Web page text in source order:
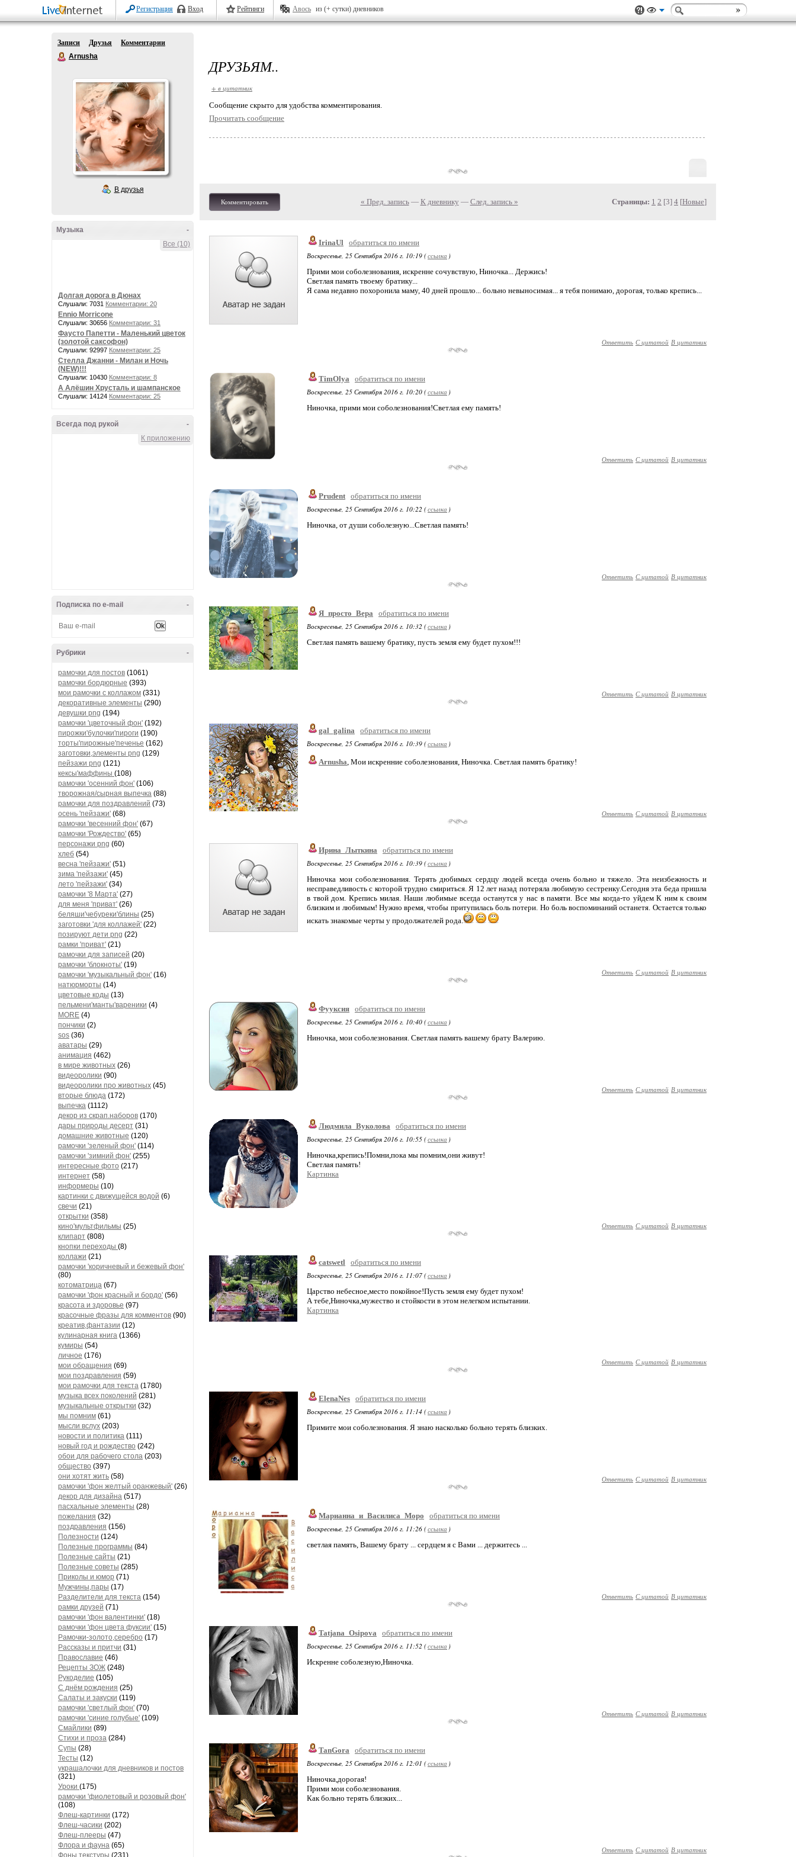
Регистрация Вход Рейтинги Авось из (+ сутки) дневников
Записи Друзья
Комментарии
Arnusha
В друзья
-
Музыка
Все (10)
Долгая дорога в Дюнах
Слушали: 7031 Комментарии: 20
Ennio Morricone
Слушали: 30656 Комментарии: 31
Фаусто Папетти - Маленький цветок
(золотой саксофон)
Слушали: 92997 Комментарии: 25
Стелла Джанни - Милан и Ночь
(NEW)!!!
Слушали: 10430 Комментарии: 8
А Алёшин Хрусталь и шампанское
Слушали: 14124 Комментарии: 25
-
Всегда под рукой
К приложению
-
Подписка по e-mail
-
Рубрики
рамочки для постов (1061)
рамочки бордюрные (393)
мои рамочки с коллажом (331)
декоративные элементы (290)
девушки png (194)
рамочки 'цветочный фон' (192)
пирожки'булочки'пироги (190)
торты'пирожные'печенье (162)
заготовки,элементы png (129)
пейзажи png (121)
кексы'маффины (108)
рамочки 'осенний фон' (106)
творожная/сырная выпечка (88)
рамочки для поздравлений (73)
осень 'пейзажи' (68)
рамочки 'весенний фон' (67)
рамочки 'Рождество' (65)
персонажи png (60)
хлеб (54)
весна 'пейзажи' (51)
зима 'пейзажи' (45)
лето 'пейзажи' (34)
рамочки '8 Марта' (27)
для меня 'приват' (26)
беляши'чебуреки'блины (25)
заготовки 'для коллажей' (22)
позируют дети png (22)
рамки 'приват' (21)
рамочки для записей (20)
рамочки 'блокноты' (19)
рамочки 'музыкальный фон' (16)
натюрморты (14)
цветовые коды (13)
пельмени'манты'вареники (4)
MORE (4)
пончики (2)
sos (36)
аватары (29)
анимация (462)
в мире животных (26)
видеоролики (90)
видеоролики про животных (45)
вторые блюда (172)
выпечка (1112)
декор из скрап.наборов (170)
дары природы десерт (31)
домашние животные (120)
рамочки 'зеленый фон' (114)
рамочки 'зимний фон' (255)
интересные фото (217)
интернет (58)
информеры (10)
картинки с движущейся водой (6)
свечи (21)
открытки (358)
кино'мультфильмы (25)
клипарт (808)
кнопки переходы (8)
коллажи (21)
рамочки 'коричневый и бежевый фон'
(80)
котоматрица (67)
рамочки 'фон красный и бордо' (56)
красота и здоровье (97)
красочные фразы для комментов (90)
креатив,фантазии (12)
кулинарная книга (1366)
кумиры (54)
личное (176)
мои обращения (69)
мои поздравления (59)
мои рамочки для текста (1780)
музыка всех поколений (281)
музыкальные открытки (32)
мы помним (61)
мысли вслух (203)
новости и политика (111)
новый год и рождество (242)
обои для рабочего стола (203)
общество (397)
они хотят жить (58)
рамочки 'фон желтый оранжевый' (26)
декор для дизайна (517)
пасхальные элементы (28)
пожелания (32)
поздравления (156)
Полезности (124)
Полезные программы (84)
Полезные сайты (21)
Полезные советы (285)
Приколы и юмор (71)
Мужчины,пары (17)
Разделители для текста (154)
рамки друзей (71)
рамочки 'фон валентинки' (18)
рамочки 'фон цвета фуксии' (15)
Рамочки-золото,серебро (17)
Рассказы и притчи (31)
Православие (46)
Рецепты ЗОЖ (248)
Рукоделие (105)
С днём рождения (25)
Салаты и закуски (119)
рамочки 'светлый фон' (70)
рамочки 'синие голубые' (109)
Смайлики (89)
Стихи и проза (284)
Супы (28)
Тесты (12)
украшалочки для дневников и постов
(321)
Уроки (175)
рамочки 'фиолетовый и розовый фон'
(108)
Флеш-картинки (172)
Флеш-часики (202)
Флеш-плееры (47)
Флора и фауна (65)
Фоны текстуры (231)
ДРУЗЬЯМ..
+ в цитатник
Cообщение скрыто для удобства комментирования.
Прочитать сообщение
Комментировать « Пред. запись— К дневнику — След. запись » Страницы: 1 2 [3] 4 [Новые]
IrinaUl обратиться по имени
Воскресенье, 25 Сентября 2016 г. 10:19 (ссылка )
Прими мои соболезнования, искренне сочувствую, Ниночка... Держись!
Светлая память твоему братику...
Я сама недавно похоронила маму, 40 дней прошло... больно невыносимая... я тебя понимаю, дорогая, только крепись...
Ответить С цитатой В цитатник
TimOlya
обратиться по имени
Воскресенье, 25 Сентября 2016 г. 10:20 (ссылка )
Ниночка, прими мои соболезнования!Светлая ему память!
Ответить С цитатой В цитатник
Prudent обратиться по имени
Воскресенье, 25 Сентября 2016 г. 10:22 (ссылка )
Ниночка, от души соболезную...Светлая память!
Ответить С цитатой В цитатник
Я_просто_Вера
обратиться по имени
Воскресенье, 25 Сентября 2016 г. 10:32 (ссылка )
Светлая память вашему братику, пусть земля ему будет пухом!!!
Ответить С цитатой В цитатник
gal_galina
обратиться по имени
Воскресенье, 25 Сентября 2016 г. 10:39 (ссылка )
Arnusha, Мои искренние соболезнования, Ниночка. Светлая память братику!
Ответить С цитатой В цитатник
Ирина_Лыткина
обратиться по имени
Воскресенье, 25 Сентября 2016 г. 10:39 (ссылка )
Ниночка мои соболезнования. Терять дюбимых сердцу людей всегда очень больно и тяжело. Эта неизбежность и
несправедливость с которой трудно смириться. Я 12 лет назад потеряла любимую сестренку.Сегодня эта беда пришла
в твой дом. Крепись милая. Наши любимые всегда останутся у нас в памяти. Все мы когда-то уйдем К ним к своим
близким и любимым! Нужно время, чтобы притупилась боль потери. Но боль воспоминаний останетя. Остается только
искать знакомые черты у продолжателей рода.
Ответить С цитатой В цитатник
Фууксия обратиться по имени
Воскресенье, 25 Сентября 2016 г. 10:40 (ссылка )
Ниночка, мои соболезнования. Светлая память вашему брату Валерию.
Ответить С цитатой В цитатник
Людмила_Вуколова
обратиться по имени
Воскресенье, 25 Сентября 2016 г. 10:55 (ссылка )
Ниночка,крепись!Помни,пока мы помним,они живут!
Светлая память!
Картинка
Ответить С цитатой В цитатник
catswetl обратиться по имени
Воскресенье, 25 Сентября 2016 г. 11:07 (ссылка )
Царство небесное,место покойное!Пусть земля ему будет пухом!
А тебе,Ниночка,мужество и стойкости в этом нелегком испытании.
Картинка
Ответить С цитатой В цитатник
ElenaNes обратиться по имени
Воскресенье, 25 Сентября 2016 г. 11:14 (ссылка )
Примите мои соболезнования. Я знаю насколько больно терять близких.
Ответить С цитатой В цитатник
Марианна_и_Василиса_Моро
обратиться по имени
Воскресенье, 25 Сентября 2016 г. 11:26 (ссылка )
светлая память, Вашему брату ... сердцем я с Вами ... держитесь ...
Ответить С цитатой В цитатник
Tatjana_Osipova
обратиться по имени
Воскресенье, 25 Сентября 2016 г. 11:52 (ссылка )
Искренне соболезную,Ниночка.
Ответить С цитатой В цитатник
TanGora
обратиться по имени
Воскресенье, 25 Сентября 2016 г. 12:01 (ссылка )
Ниночка,дорогая!
Прими мои соболезнования.
Как больно терять близких...
Ответить С цитатой В цитатник